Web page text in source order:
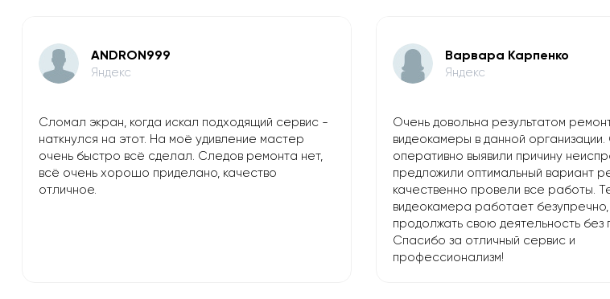
ANDRON999
Яндекс
Сломал экран, когда искал подходящий сервис -
наткнулся на этот. На моё удивление мастер
очень быстро всё сделал. Следов ремонта нет,
всё очень хорошо приделано, качество
отличное.
Варвара Карпенко
Яндекс
Очень довольна результатом
видеокамеры в данной
оперативно выявили причину
предложили оптимальный вариант
качественно провели все работы.
видеокамера работает безупречно,
продолжать свою деятельность без
Спасибо за отличный сервис и
профессионализм!